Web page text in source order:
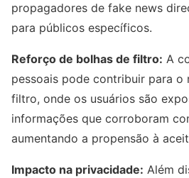
propagadores de fake news
para públicos específicos.
Reforço de bolhas de filtro: A
pessoais pode contribuir para o
filtro, onde os usuários são
informações que corroboram
aumentando a propensão à
Impacto na privacidade: Além